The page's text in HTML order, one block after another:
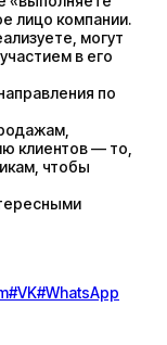
лицо компании.
могут
в его
по
клиентов — то,
чтобы
#VK#WhatsApp